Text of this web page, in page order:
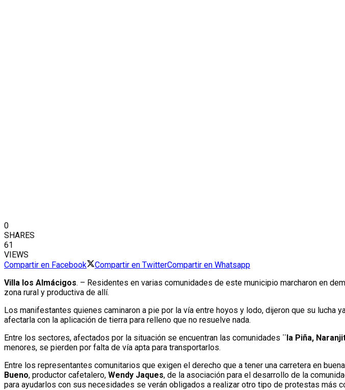
0
SHARES
61
VIEWS
Compartir en Facebook
Compartir en TwitterCompartir en Whatsapp
Villa los Almácigos. – Residentes en varias comunidades de este municipio marcharon en
zona rural y productiva de allí.
Los manifestantes quienes caminaron a pie por la vía entre hoyos y lodo, dijeron que su
afectarla con la aplicación de tierra para relleno que no resuelve nada.
Entre los sectores, afectados por la situación se encuentran las comunidades ¨la Piña,
menores, se pierden por falta de vía apta para transportarlos.
Entre los representantes comunitarios que exigen el derecho que a tener una carretera en
Bueno, productor cafetalero, Wendy Jaques, de la asociación para el desarrollo de la
para ayudarlos con sus necesidades se verán obligados a realizar otro tipo de protestas más